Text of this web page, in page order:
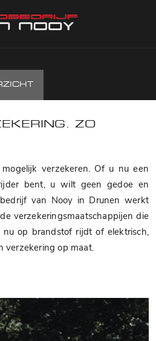
ZO
verzekeren. Of u nu een
bent, u wilt geen gedoe en
van Nooy in Drunen werkt
verzekeringsmaatschappijen die
nu op brandstof rijdt of elektrisch,
verzekering op maat.